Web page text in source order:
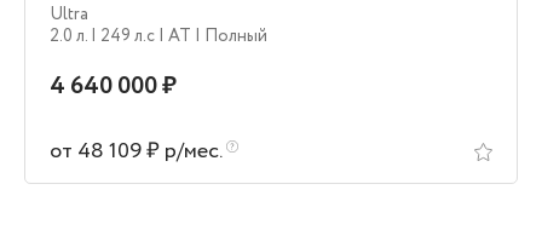
Ultra
2.0 л. | 249 л.c | AT | Полный
4 640 000 ₽
от 48 109 ₽ р/мес.